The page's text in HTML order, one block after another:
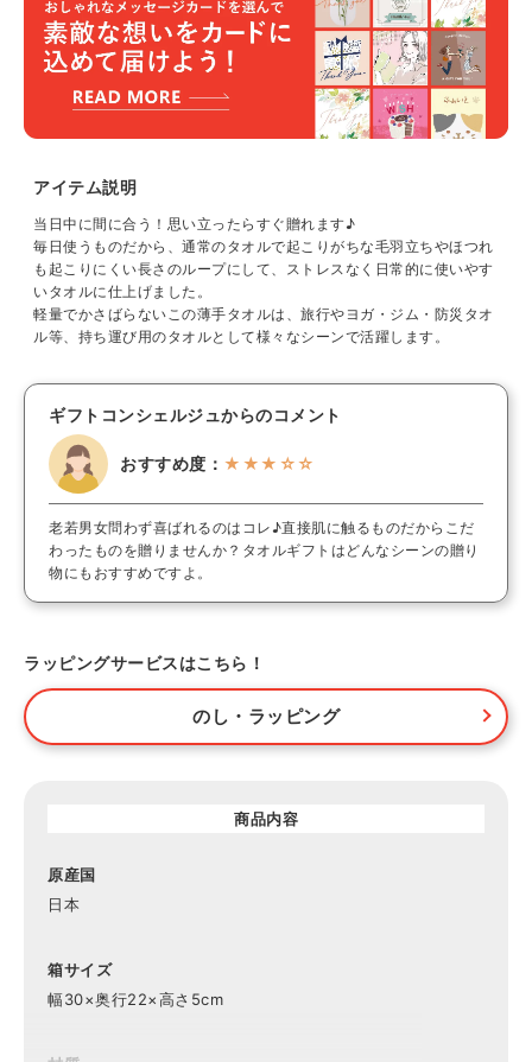
アイテム説明
当日中に間に合う！思い立ったらすぐ贈れます♪
毎日使うものだから、通常のタオルで起こりがちな毛羽立ちやほつれ
も起こりにくい長さのループにして、ストレスなく日常的に使いやす
いタオルに仕上げました。
軽量でかさばらないこの薄手タオルは、旅行やヨガ・ジム・防災タオ
ル等、持ち運び用のタオルとして様々なシーンで活躍します。
ギフトコンシェルジュからのコメント
おすすめ度： ★★★☆☆
老若男女問わず喜ばれるのはコレ♪直接肌に触るものだからこだ
わったものを贈りませんか？タオルギフトはどんなシーンの贈り
物にもおすすめですよ。
ラッピングサービスはこちら！
のし・ラッピング
商品内容
原産国
日本
箱サイズ
幅30×奥行22×高さ5cm